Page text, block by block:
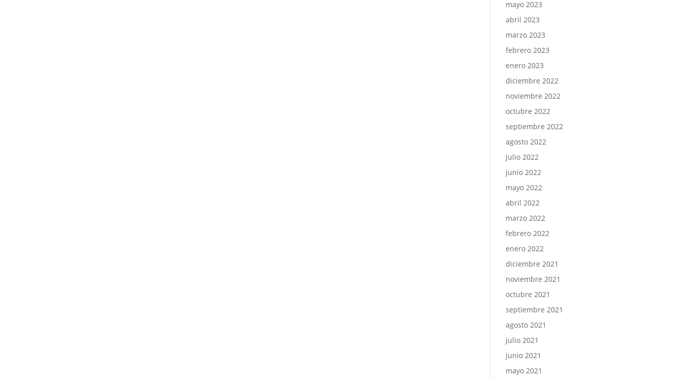
mayo 2023
abril 2023
marzo 2023
febrero 2023
enero 2023
diciembre 2022
noviembre 2022
octubre 2022
septiembre 2022
agosto 2022
julio 2022
junio 2022
mayo 2022
abril 2022
marzo 2022
febrero 2022
enero 2022
diciembre 2021
noviembre 2021
octubre 2021
septiembre 2021
agosto 2021
julio 2021
junio 2021
mayo 2021